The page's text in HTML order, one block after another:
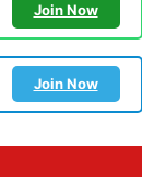
Join Now
Join Now